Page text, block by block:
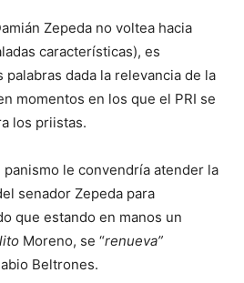
Zepeda no voltea hacia
características), es
dada la relevancia de la
momentos en los que el PRI se
los priistas.
panismo le convendría atender la
senador Zepeda para
que estando en manos un
Moreno, se “renueva”
Beltrones.